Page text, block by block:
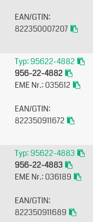
EAN/GTIN:
822350007207
Typ: 95622-4882
956-22-4882
EME Nr.: 035612
EAN/GTIN:
822350911672
Typ: 95622-4883
956-22-4883
EME Nr.: 036189
EAN/GTIN:
822350911689